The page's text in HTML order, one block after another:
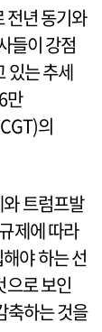
전년 동기와
들이 강점
있는 추세
만
의
트럼프발
제에 따라
야 하는 선
으로 보인
축하는 것을